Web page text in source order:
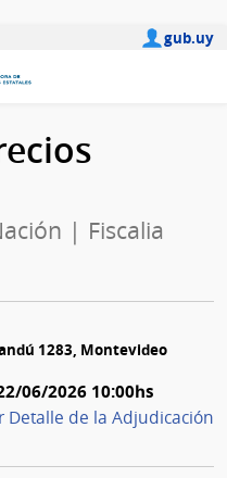
gub.uy
| Fiscalia
1283, Montevideo
06/2026 10:00hs
Detalle de la Adjudicación